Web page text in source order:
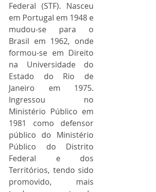
Federal (STF). Nasceu
em Portugal em 1948 e
mudou-se para o
Brasil em 1962, onde
formou-se em Direito
na Universidade do
Estado do Rio de
Janeiro em 1975.
Ingressou no
Ministério Público em
1981 como defensor
público do Ministério
Público do Distrito
Federal e dos
Territórios, tendo sido
promovido, mais